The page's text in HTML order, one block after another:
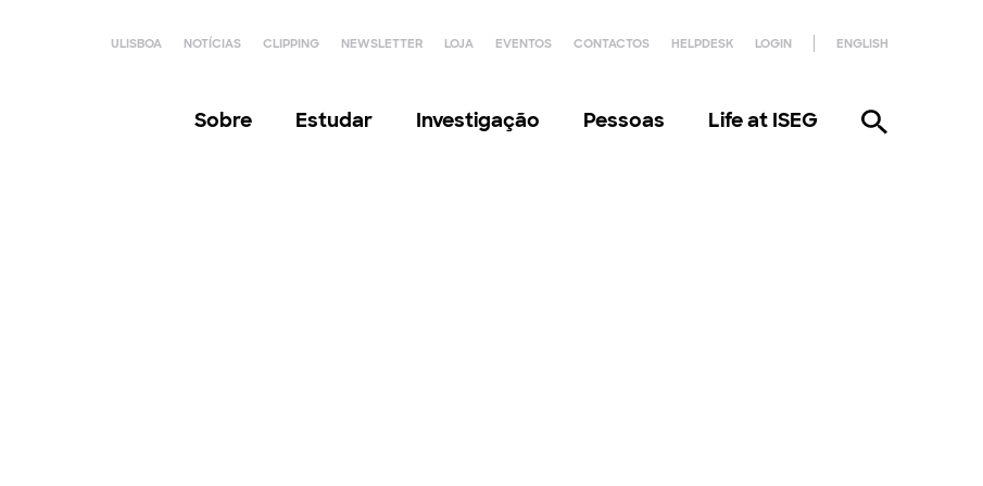
ULISBOA NOTÍCIAS CLIPPING NEWSLETTER LOJA EVENTOS CONTACTOS HELPDESK LOGIN ENGLISH
Sobre Estudar Investigação Pessoas Life at ISEG